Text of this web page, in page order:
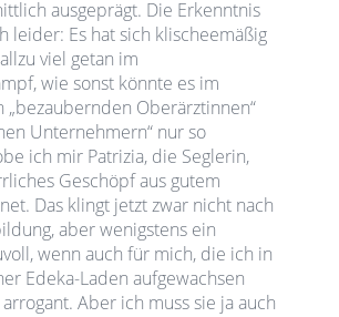
ausgeprägt. Die Erkenntnis
leider: Es hat sich klischeemäßig
viel getan im
wie sonst könnte es im
„bezaubernden Oberärztinnen“
Unternehmern“ nur so
ich mir Patrizia, die Seglerin,
Geschöpf aus gutem
Das klingt jetzt zwar nicht nach
aber wenigstens ein
wenn auch für mich, die ich in
Edeka-Laden aufgewachsen
Aber ich muss sie ja auch